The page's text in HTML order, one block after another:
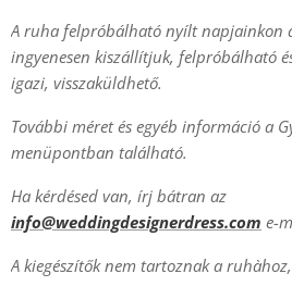
A ruha felpróbálható nyílt napjainkon
ingyenesen kiszállítjuk, felpróbálható
igazi, visszaküldhető.
További méret és egyéb információ a
menüpontban található.
Ha kérdésed van, írj bátran az
info@weddingdesignerdress.com e-
A kiegészítők nem tartoznak a